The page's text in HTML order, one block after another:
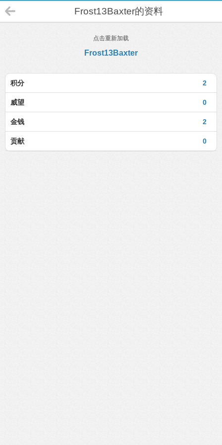
Frost13Baxter的资料
点击重新加载
Frost13Baxter
2
积分
0
威望
2
金钱
0
贡献